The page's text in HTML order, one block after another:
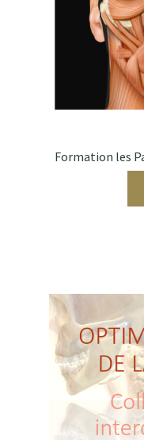
Formation les